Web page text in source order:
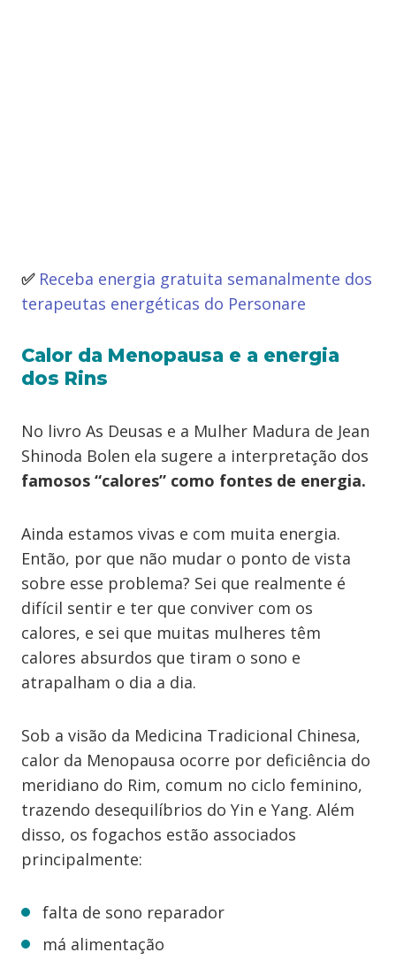
✅ Receba energia gratuita semanalmente dos
terapeutas energéticas do Personare
Calor da Menopausa e a energia
dos Rins
No livro As Deusas e a Mulher Madura de Jean
Shinoda Bolen ela sugere a interpretação dos
famosos “calores” como fontes de energia.
Ainda estamos vivas e com muita energia.
Então, por que não mudar o ponto de vista
sobre esse problema? Sei que realmente é
difícil sentir e ter que conviver com os
calores, e sei que muitas mulheres têm
calores absurdos que tiram o sono e
atrapalham o dia a dia.
Sob a visão da Medicina Tradicional Chinesa,
calor da Menopausa ocorre por deficiência do
meridiano do Rim, comum no ciclo feminino,
trazendo desequilíbrios do Yin e Yang. Além
disso, os fogachos estão associados
principalmente:
falta de sono reparador
má alimentação